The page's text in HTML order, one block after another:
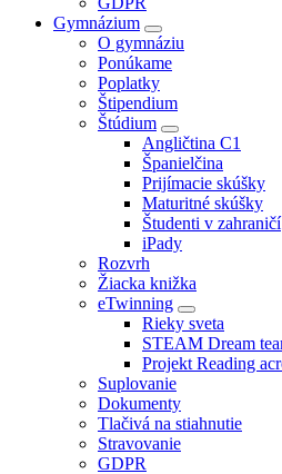
Gymnázium
O gymnáziu
Ponúkame
Poplatky
Štipendium
Štúdium
Angličtina C1
Španielčina
Prijímacie skúšky
Maturitné skúšky
Študenti v zahraničí
iPady
Rozvrh
Žiacka knižka
eTwinning
Rieky sveta
STEAM Dream
Projekt Reading
Suplovanie
Dokumenty
Tlačivá na stiahnutie
Stravovanie
GDPR